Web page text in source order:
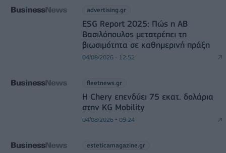
advertising.gr
ESG Report 2025: Πώς η ΑΒ
Βασιλόπουλος μετατρέπει τη
βιωσιμότητα σε καθημερινή πράξη
04/08/2026 - 12:52
fleetnews.gr
Η Chery επενδύει 75 εκατ. δολάρια
στην KG Mobility
04/08/2026 - 09:24
esteticamagazine.gr